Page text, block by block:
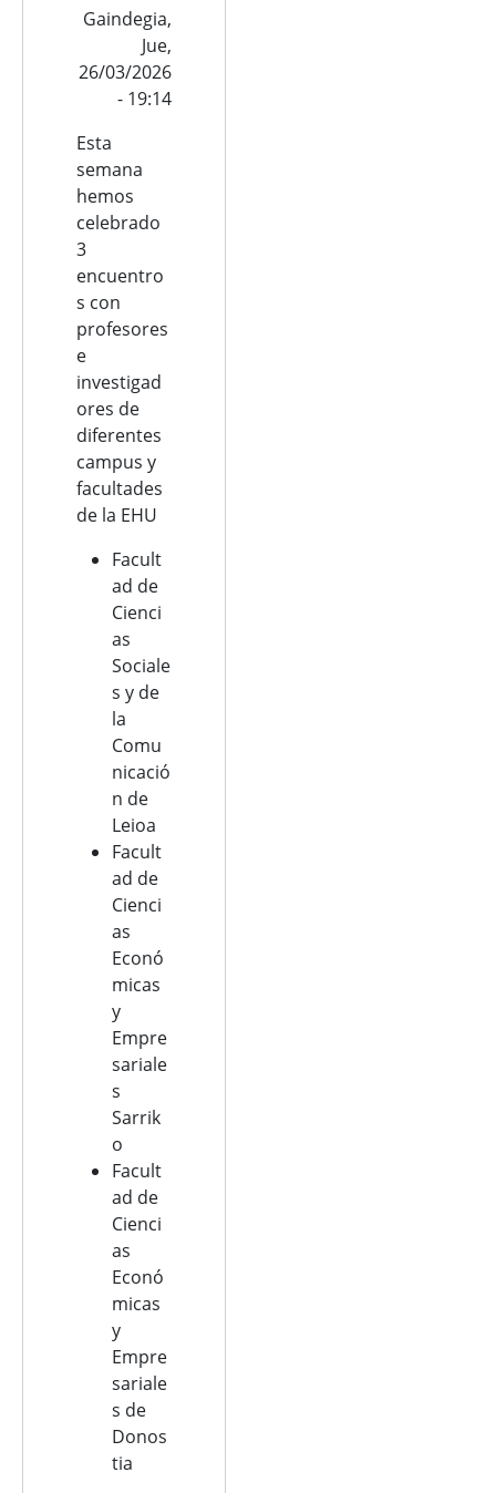
Gaindegia,
Jue,
26/03/2026
- 19:14
Esta
semana
hemos
celebrado
3
encuentro
s con
profesores
e
investigad
ores de
diferentes
campus y
facultades
de la EHU
Facult
ad de
Cienci
as
Sociale
s y de
la
Comu
nicació
n de
Leioa
Facult
ad de
Cienci
as
Econó
micas
y
Empre
sariale
s
Sarrik
o
Facult
ad de
Cienci
as
Econó
micas
y
Empre
sariale
s de
Donos
tia